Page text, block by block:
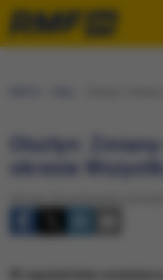
Olsztyn:
okresie